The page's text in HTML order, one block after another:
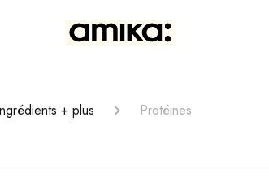
+ plus Protéines